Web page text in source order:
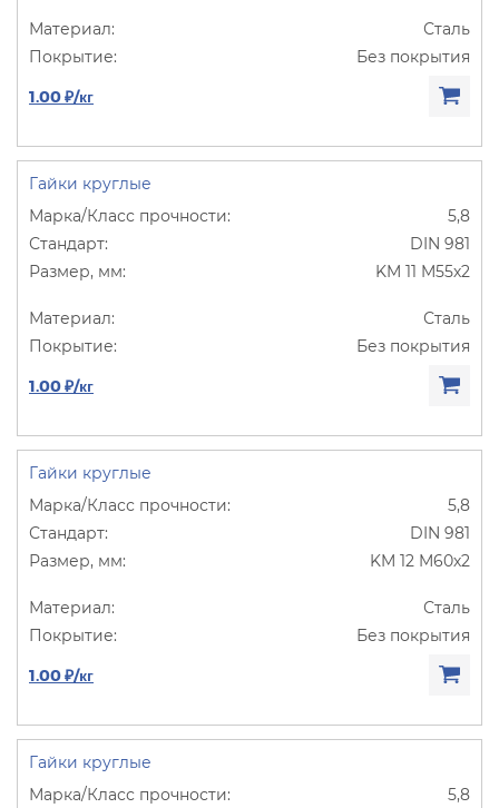
Сталь
Без покрытия
1.00 ₽/кг
Гайки круглые
5,8
DIN 981
KM 11 M55х2
Сталь
Без покрытия
1.00 ₽/кг
Гайки круглые
5,8
DIN 981
KM 12 M60х2
Сталь
Без покрытия
1.00 ₽/кг
Гайки круглые
5,8